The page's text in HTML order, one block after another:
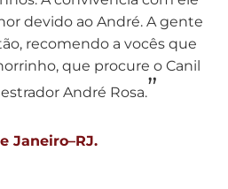
devido ao André. A gente
recomendo a vocês que
que procure o Canil
André Rosa.”
Janeiro–RJ.